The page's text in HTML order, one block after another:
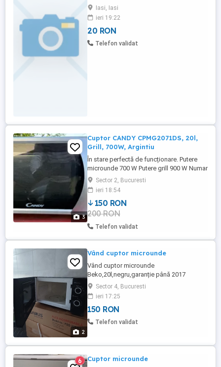
REZISTENTE LA TEMPERATURA pretul
este ptr amindoua care doreste
Iasi, Iasi
ieri 19:22
20 RON
Telefon validat
3
Cuptor CANDY CPMG2071DS, 20l,
Grill, 700W, Argintiu
În stare perfectă de funcționare. Putere
microunde 700 W Putere grill 900 W Numar
nivel de putere 6 Dimensiuni Latime 460
mm Inaltime 270 mm Adancime 340 mm
Greutate 11.3 kg Diametru platou 24.5 cm
Sector 2, Bucuresti
ieri 18:54
150 RON
200 RON
Telefon validat
2
Vând cuptor microunde
Vând cuptor microunde
Beko,20l,negru,garanție până 2017
Sector 4, Bucuresti
ieri 17:25
150 RON
Telefon validat
6 Cuptor microunde